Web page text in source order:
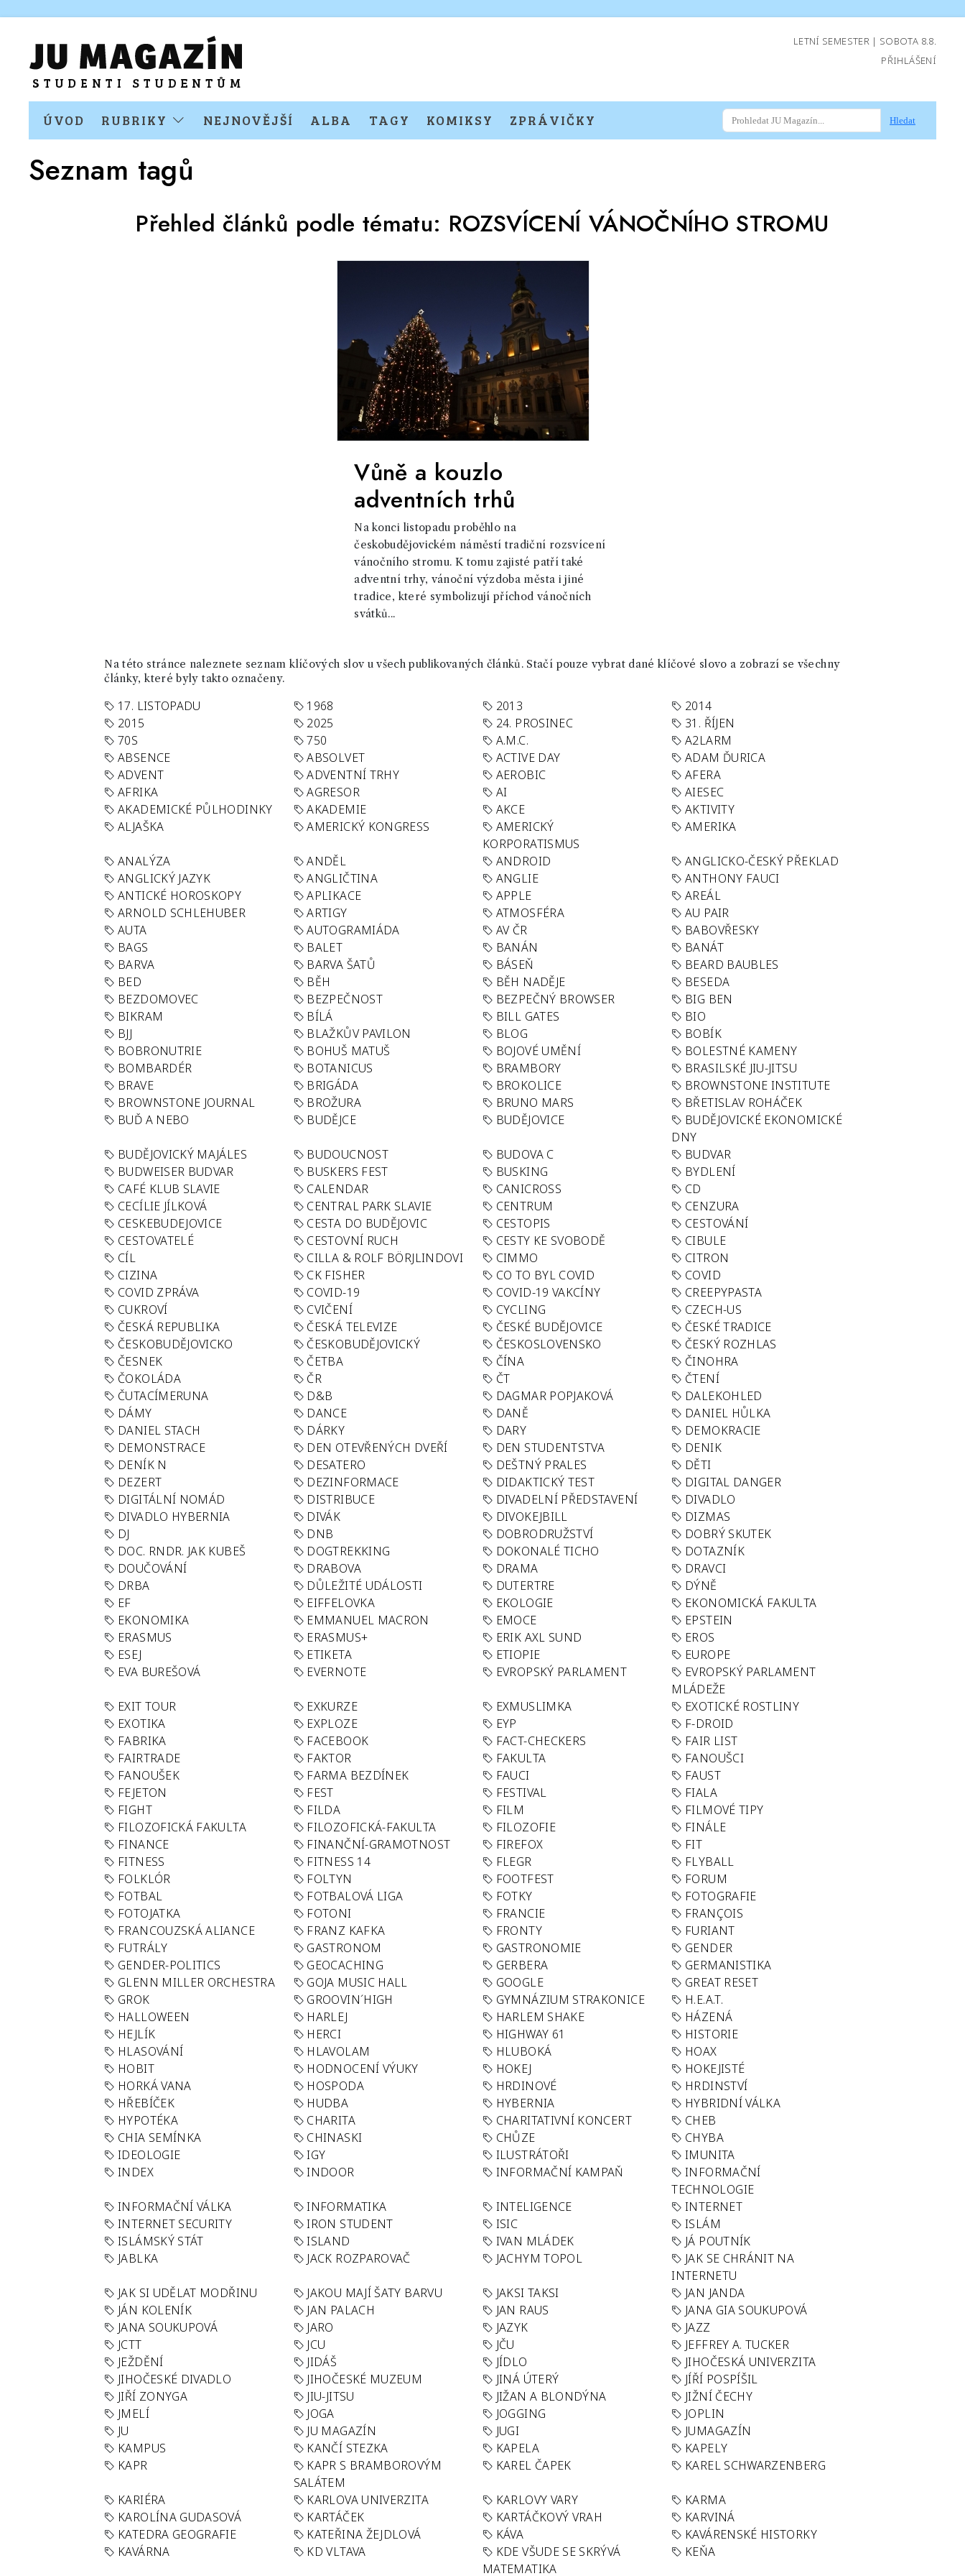
LETNÍ SEMESTER | SOBOTA 8.8.
PŘIHLÁŠENÍ
ÚVOD RUBRIKY NEJNOVĚJŠÍ ALBA TAGY KOMIKSY ZPRÁVIČKY Hledat
Seznam tagů
Přehled článků podle tématu: ROZSVÍCENÍ VÁNOČNÍHO STROMU
Vůně a kouzlo
adventních trhů
Na konci listopadu proběhlo na
českobudějovickém náměstí tradiční rozsvícení
vánočního stromu. K tomu zajisté patří také
adventní trhy, vánoční výzdoba města i jiné
tradice, které symbolizují příchod vánočních
svátků...
Na této stránce naleznete seznam klíčových slov u všech publikovaných článků. Stačí pouze vybrat dané klíčové slovo a zobrazí se všechny
články, které byly takto označeny.
17. LISTOPADU 1968 2013
2014
2015
2025 24. PROSINEC
31. ŘÍJEN
70S
750 A.M.C.
A2LARM
ABSENCE
ABSOLVET ACTIVE DAY
ADAM ĎURICA
ADVENT
ADVENTNÍ TRHY AEROBIC
AFERA
AFRIKA
AGRESOR AI
AIESEC
AKADEMICKÉ PŮLHODINKY
AKADEMIE AKCE
AKTIVITY
ALJAŠKA
AMERICKÝ KONGRESS
AMERICKÝ
KORPORATISMUS
AMERIKA
ANALÝZA ANDĚL ANDROID
ANGLICKO-ČESKÝ PŘEKLAD
ANGLICKÝ JAZYK
ANGLIČTINA ANGLIE
ANTHONY FAUCI
ANTICKÉ HOROSKOPY
APLIKACE APPLE
AREÁL
ARNOLD SCHLEHUBER
ARTIGY ATMOSFÉRA
AU PAIR
AUTA
AUTOGRAMIÁDA AV ČR
BABOVŘESKY
BAGS
BALET BANÁN
BANÁT
BARVA
BARVA ŠATŮ BÁSEŇ
BEARD BAUBLES
BED
BĚH BĚH NADĚJE
BESEDA
BEZDOMOVEC
BEZPEČNOST BEZPEČNÝ BROWSER
BIG BEN
BIKRAM
BÍLÁ BILL GATES
BIO
BJJ
BLAŽKŮV PAVILON BLOG
BOBÍK
BOBRONUTRIE
BOHUŠ MATUŠ BOJOVÉ UMĚNÍ
BOLESTNÉ KAMENY
BOMBARDÉR
BOTANICUS BRAMBORY
BRASILSKÉ JIU-JITSU
BRAVE
BRIGÁDA BROKOLICE
BROWNSTONE INSTITUTE
BROWNSTONE JOURNAL
BROŽURA BRUNO MARS
BŘETISLAV ROHÁČEK
BUĎ A NEBO
BUDĚJCE BUDĚJOVICE
BUDĚJOVICKÉ EKONOMICKÉ
DNY
BUDĚJOVICKÝ MAJÁLES
BUDOUCNOST BUDOVA C
BUDVAR
BUDWEISER BUDVAR
BUSKERS FEST BUSKING
BYDLENÍ
CAFÉ KLUB SLAVIE
CALENDAR CANICROSS
CD
CECÍLIE JÍLKOVÁ
CENTRAL PARK SLAVIE CENTRUM
CENZURA
CESKEBUDEJOVICE
CESTA DO BUDĚJOVIC CESTOPIS
CESTOVÁNÍ
CESTOVATELÉ
CESTOVNÍ RUCH CESTY KE SVOBODĚ
CIBULE
CÍL
CILLA & ROLF BÖRJLINDOVI CIMMO
CITRON
CIZINA
CK FISHER CO TO BYL COVID
COVID
COVID ZPRÁVA
COVID-19 COVID-19 VAKCÍNY
CREEPYPASTA
CUKROVÍ
CVIČENÍ CYCLING
CZECH-US
ČESKÁ REPUBLIKA
ČESKÁ TELEVIZE ČESKÉ BUDĚJOVICE
ČESKÉ TRADICE
ČESKOBUDĚJOVICKO
ČESKOBUDĚJOVICKÝ ČESKOSLOVENSKO
ČESKÝ ROZHLAS
ČESNEK
ČETBA ČÍNA
ČINOHRA
ČOKOLÁDA
ČR ČT
ČTENÍ
ČUTACÍMERUNA
D&B DAGMAR POPJAKOVÁ
DALEKOHLED
DÁMY
DANCE DANĚ
DANIEL HŮLKA
DANIEL STACH
DÁRKY DARY
DEMOKRACIE
DEMONSTRACE
DEN OTEVŘENÝCH DVEŘÍ DEN STUDENTSTVA
DENIK
DENÍK N
DESATERO DEŠTNÝ PRALES
DĚTI
DEZERT
DEZINFORMACE DIDAKTICKÝ TEST
DIGITAL DANGER
DIGITÁLNÍ NOMÁD
DISTRIBUCE DIVADELNÍ PŘEDSTAVENÍ
DIVADLO
DIVADLO HYBERNIA
DIVÁK DIVOKEJBILL
DIZMAS
DJ
DNB DOBRODRUŽSTVÍ
DOBRÝ SKUTEK
DOC. RNDR. JAK KUBEŠ
DOGTREKKING DOKONALÉ TICHO
DOTAZNÍK
DOUČOVÁNÍ
DRABOVA DRAMA
DRAVCI
DRBA
DŮLEŽITÉ UDÁLOSTI DUTERTRE
DÝNĚ
EF
EIFFELOVKA EKOLOGIE
EKONOMICKÁ FAKULTA
EKONOMIKA
EMMANUEL MACRON EMOCE
EPSTEIN
ERASMUS
ERASMUS+ ERIK AXL SUND
EROS
ESEJ
ETIKETA ETIOPIE
EUROPE
EVA BUREŠOVÁ
EVERNOTE EVROPSKÝ PARLAMENT
EVROPSKÝ PARLAMENT
MLÁDEŽE
EXIT TOUR
EXKURZE EXMUSLIMKA
EXOTICKÉ ROSTLINY
EXOTIKA
EXPLOZE EYP
F-DROID
FABRIKA
FACEBOOK FACT-CHECKERS
FAIR LIST
FAIRTRADE
FAKTOR FAKULTA
FANOUŠCI
FANOUŠEK
FARMA BEZDÍNEK FAUCI
FAUST
FEJETON
FEST FESTIVAL
FIALA
FIGHT
FILDA FILM
FILMOVÉ TIPY
FILOZOFICKÁ FAKULTA
FILOZOFICKÁ-FAKULTA FILOZOFIE
FINÁLE
FINANCE
FINANČNÍ-GRAMOTNOST FIREFOX
FIT
FITNESS
FITNESS 14 FLEGR
FLYBALL
FOLKLÓR
FOLTYN FOOTFEST
FORUM
FOTBAL
FOTBALOVÁ LIGA FOTKY
FOTOGRAFIE
FOTOJATKA
FOTONI FRANCIE
FRANÇOIS
FRANCOUZSKÁ ALIANCE
FRANZ KAFKA FRONTY
FURIANT
FUTRÁLY
GASTRONOM GASTRONOMIE
GENDER
GENDER-POLITICS
GEOCACHING GERBERA
GERMANISTIKA
GLENN MILLER ORCHESTRA
GOJA MUSIC HALL GOOGLE
GREAT RESET
GROK
GROOVIN´HIGH GYMNÁZIUM STRAKONICE
H.E.A.T.
HALLOWEEN
HARLEJ HARLEM SHAKE
HÁZENÁ
HEJLÍK
HERCI HIGHWAY 61
HISTORIE
HLASOVÁNÍ
HLAVOLAM HLUBOKÁ
HOAX
HOBIT
HODNOCENÍ VÝUKY HOKEJ
HOKEJISTÉ
HORKÁ VANA
HOSPODA HRDINOVÉ
HRDINSTVÍ
HŘEBÍČEK
HUDBA HYBERNIA
HYBRIDNÍ VÁLKA
HYPOTÉKA
CHARITA CHARITATIVNÍ KONCERT
CHEB
CHIA SEMÍNKA
CHINASKI CHŮZE
CHYBA
IDEOLOGIE
IGY ILUSTRÁTOŘI
IMUNITA
INDEX
INDOOR INFORMAČNÍ KAMPAŇ
INFORMAČNÍ
TECHNOLOGIE
INFORMAČNÍ VÁLKA
INFORMATIKA INTELIGENCE
INTERNET
INTERNET SECURITY
IRON STUDENT ISIC
ISLÁM
ISLÁMSKÝ STÁT
ISLAND IVAN MLÁDEK
JÁ POUTNÍK
JABLKA
JACK ROZPAROVAČ JACHYM TOPOL
JAK SE CHRÁNIT NA
INTERNETU
JAK SI UDĚLAT MODŘINU
JAKOU MAJÍ ŠATY BARVU JAKSI TAKSI
JAN JANDA
JÁN KOLENÍK
JAN PALACH JAN RAUS
JANA GIA SOUKUPOVÁ
JANA SOUKUPOVÁ
JARO JAZYK
JAZZ
JCTT
JCU JČU
JEFFREY A. TUCKER
JEŽDĚNÍ
JIDÁŠ JÍDLO
JIHOČESKÁ UNIVERZITA
JIHOČESKÉ DIVADLO
JIHOČESKÉ MUZEUM JINÁ ÚTERÝ
JÍŘÍ POSPÍŠIL
JIŘÍ ZONYGA
JIU-JITSU JIŽAN A BLONDÝNA
JIŽNÍ ČECHY
JMELÍ
JOGA JOGGING
JOPLIN
JU
JU MAGAZÍN JUGI
JUMAGAZÍN
KAMPUS
KANČÍ STEZKA KAPELA
KAPELY
KAPR
KAPR S BRAMBOROVÝM
SALÁTEM
KAREL ČAPEK KAREL SCHWARZENBERG
KARIÉRA KARLOVA UNIVERZITA KARLOVY VARY
KARMA
KAROLÍNA GUDASOVÁ
KARTÁČEK KARTÁČKOVÝ VRAH
KARVINÁ
KATEDRA GEOGRAFIE
KATEŘINA ŽEJDLOVÁ KÁVA
KAVÁRENSKÉ HISTORKY
KAVÁRNA
KD VLTAVA
KDE VŠUDE SE SKRÝVÁ
MATEMATIKA
KEŇA